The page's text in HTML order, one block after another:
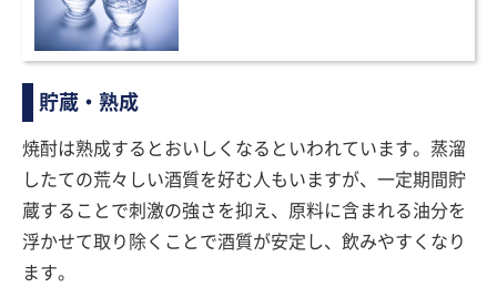
貯蔵・熟成
焼酎は熟成するとおいしくなるといわれています。蒸溜
したての荒々しい酒質を好む人もいますが、一定期間貯
蔵することで刺激の強さを抑え、原料に含まれる油分を
浮かせて取り除くことで酒質が安定し、飲みやすくなり
ます。